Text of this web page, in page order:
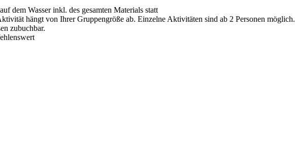
dem Wasser inkl. des gesamten Materials statt
hängt von Ihrer Gruppengröße ab. Einzelne Aktivitäten sind ab 2 Personen möglich.
zubuchbar.